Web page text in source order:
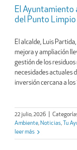
El Ayuntamiento
del Punto Limpio
El alcalde, Luis
mejora y ampliación
gestión de los
necesidades actuales
inversión cercana a los
22 julio, 2026
Ambiente,Noticias, Tu
leer más